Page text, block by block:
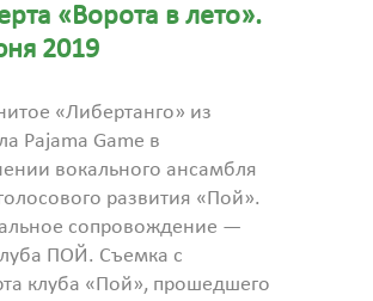
«Ворота в лето».
2019
«Либертанго» из
Pajama Game в
вокального ансамбля
развития «Пой».
сопровождение —
ПОЙ. Съемка с
клуба «Пой», прошедшего